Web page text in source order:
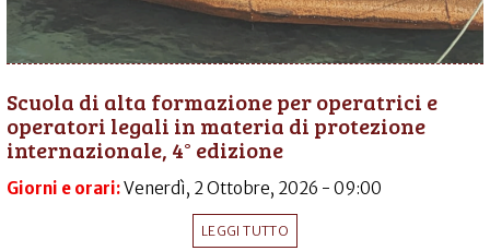
Scuola di alta formazione per operatrici e
operatori legali in materia di protezione
internazionale, 4° edizione
Giorni e orari:Venerdì, 2 Ottobre, 2026 - 09:00
LEGGI TUTTO